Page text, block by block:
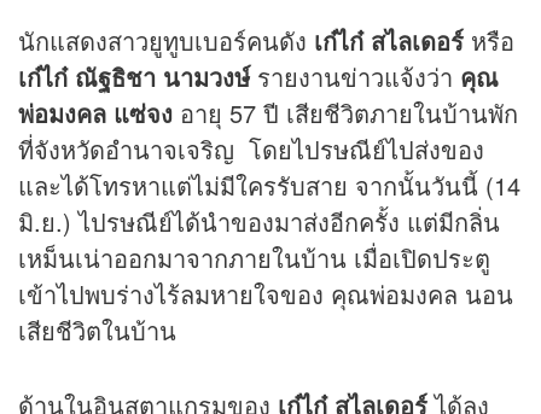
นักแสดงสาวยูทูบเบอร์คนดัง เก๋ไก๋ สไลเดอร์ หรือ
เก๋ไก๋ ณัฐธิชา นามวงษ์รายงานข่าวแจ้งว่า คุณ
พ่อมงคล แซ่จง อายุ 57 ปี เสียชีวิตภายในบ้านพัก
ที่จังหวัดอำนาจเจริญ โดยไปรษณีย์ไปส่งของ
และได้โทรหาแต่ไม่มีใครรับสาย จากนั้นวันนี้ (14
มิ.ย.) ไปรษณีย์ได้นำของมาส่งอีกครั้ง แต่มีกลิ่น
เหม็นเน่าออกมาจากภายในบ้าน เมื่อเปิดประตู
เข้าไปพบร่างไร้ลมหายใจของ คุณพ่อมงคล นอน
เสียชีวิตในบ้าน
ด้านในอินสตาแกรมของ เก๋ไก๋ สไลเดอร์ได้ลง